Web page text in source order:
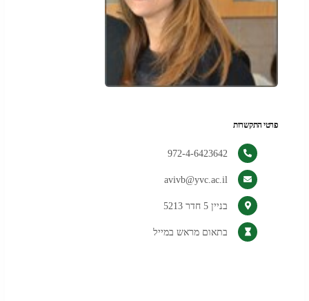
פרטי התקשרות
972-4-6423642
avivb@yvc.ac.il
בניין 5 חדר 5213
בתאום מראש במייל